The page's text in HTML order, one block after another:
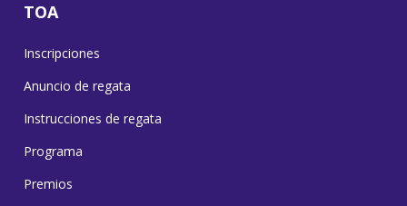
TOA
Inscripciones
Anuncio de regata
Instrucciones de regata
Programa
Premios